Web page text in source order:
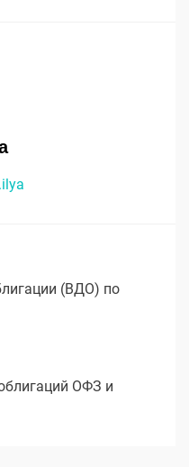
(ВДО) по
ОФЗ и